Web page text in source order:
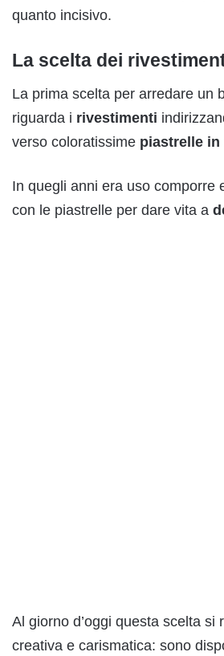
quanto incisivo.
La scelta dei
La prima scelta per arredare un
riguarda i rivestimenti
verso coloratissime piastrelle in
In quegli anni era uso comporre
con le piastrelle per dare vita a
Al giorno d’oggi questa scelta si
creativa e carismatica: sono